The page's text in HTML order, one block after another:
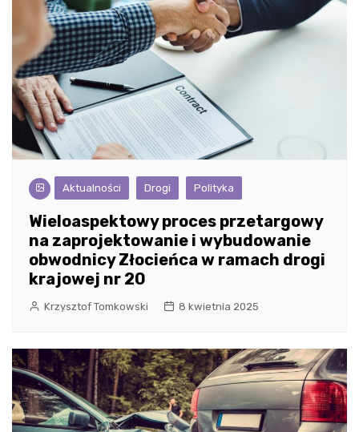
Aktualności Drogi Polityka
Wieloaspektowy proces przetargowy
na zaprojektowanie i wybudowanie
obwodnicy Złocieńca w ramach drogi
krajowej nr 20
Krzysztof Tomkowski 8 kwietnia 2025